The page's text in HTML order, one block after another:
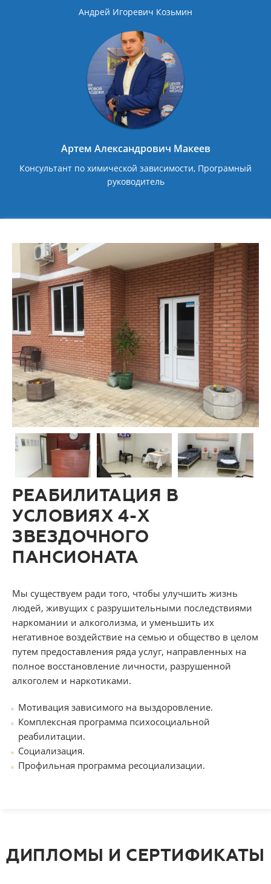
Андрей Игоревич Козьмин
Артем Александрович Макеев
Консультант по химической зависимости, Програмный
руководитель
РЕАБИЛИТАЦИЯ В
УСЛОВИЯХ 4-Х
ЗВЕЗДОЧНОГО
ПАНСИОНАТА
Мы существуем ради того, чтобы улучшить жизнь
людей, живущих с разрушительными последствиями
наркомании и алкоголизма, и уменьшить их
негативное воздействие на семью и общество в целом
путем предоставления ряда услуг, направленных на
полное восстановление личности, разрушенной
алкоголем и наркотиками.
Мотивация зависимого на выздоровление.
Комплексная программа психосоциальной
реабилитации.
Социализация.
Профильная программа ресоциализации.
ДИПЛОМЫ И СЕРТИФИКАТЫ